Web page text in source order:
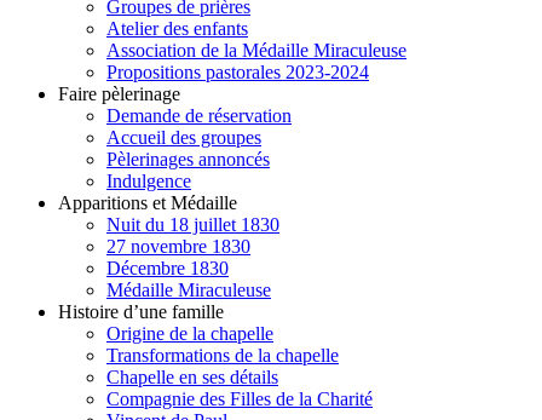
Groupes de prières
Atelier des enfants
Association de la Médaille Miraculeuse
Propositions pastorales 2023-2024
Faire pèlerinage
Demande de réservation
Accueil des groupes
Pèlerinages annoncés
Indulgence
Apparitions et Médaille
Nuit du 18 juillet 1830
27 novembre 1830
Décembre 1830
Médaille Miraculeuse
Histoire d’une famille
Origine de la chapelle
Transformations de la chapelle
Chapelle en ses détails
Compagnie des Filles de la Charité